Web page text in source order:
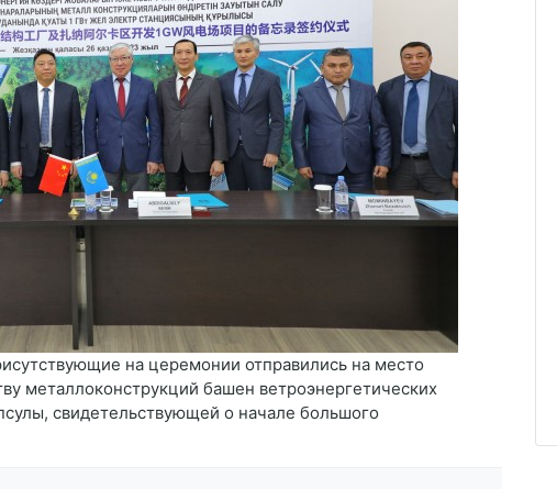
на церемонии отправились на место
металлоконструкций башен ветроэнергетических
свидетельствующей о начале большого